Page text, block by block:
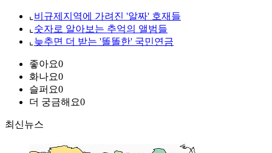
⌞ 비규제지역에 가려진 '알짜' 호재들
⌞ 숫자로 알아보는 추억의 앨범들
⌞ 늦추면 더 받는 '똘똘한' 국민연금
좋아요0
화나요0
슬퍼요0
더 궁금해요0
최신뉴스